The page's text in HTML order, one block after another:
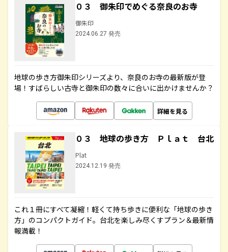
０３ 御朱印でめぐる奈良のお寺
御朱印
2024.06.27 発売
地球の歩き方御朱印シリーズより、奈良のお寺の最新版が登
場！すばらしい古寺と御朱印の数々に合いに出かけませんか？
詳細を見る
０３ 地球の歩き方 Ｐｌａｔ 台北
Plat
2024.12.19 発売
これ１冊にすべて凝縮！軽くて持ち歩きに便利な「地球の歩き
方」のコンパクトガイド。台北を楽しみ尽くすプラン＆最新情
報満載！